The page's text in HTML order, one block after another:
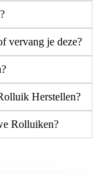
vervang je deze?
Herstellen?
Rolluiken?